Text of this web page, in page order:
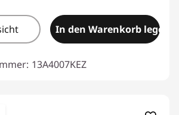
In den Warenkorb legen
13A4007KEZ